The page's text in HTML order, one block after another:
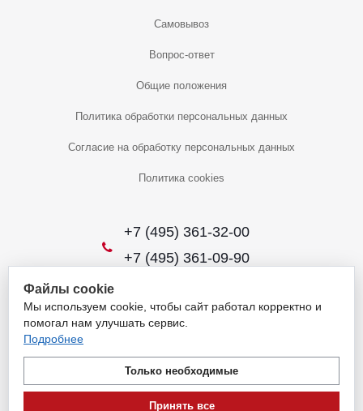
Самовывоз
Вопрос-ответ
Общие положения
Политика обработки персональных данных
Согласие на обработку персональных данных
Политика cookies
+7 (495) 361-32-00
+7 (495) 361-09-90
2026 © Уникальный интернет-магазин
Обращаем ваше внимание на то, что данный интернет-сайт носит
не является публичной офертой, определяемой положениями
пункта 1 статьи 437 Гражданского кодекса Российской Федерации.
Для получения подробной информации о наличии и стоимости
Файлы cookie
Мы используем cookie, чтобы сайт работал корректно и
помогал нам улучшать сервис.
Подробнее
Только необходимые
Принять все